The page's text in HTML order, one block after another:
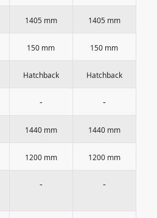
1405 mm 1405 mm
150 mm 150 mm
Hatchback Hatchback
- -
1440 mm 1440 mm
1200 mm 1200 mm
- -